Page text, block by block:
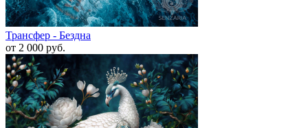
Трансфер - Бездна
от 2 000 руб.